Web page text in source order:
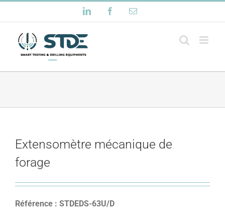
au
contenu
LinkedIn FacebookEmail
Extensomètre mécanique de
forage
Référence : STDEDS-63U/D